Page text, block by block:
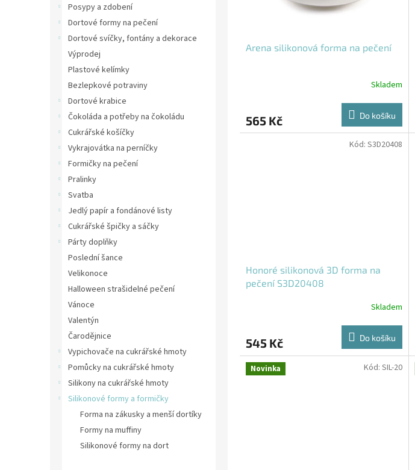
Posypy a zdobení
Dortové formy na pečení
Dortové svíčky, fontány a dekorace
Výprodej
Plastové kelímky
Bezlepkové potraviny
Dortové krabice
Čokoláda a potřeby na čokoládu
Cukrářské košíčky
Vykrajovátka na perníčky
Formičky na pečení
Pralinky
Svatba
Jedlý papír a fondánové listy
Cukrářské špičky a sáčky
Párty doplňky
Poslední šance
Velikonoce
Halloween strašidelné pečení
Vánoce
Valentýn
Čarodějnice
Vypichovače na cukrářské hmoty
Pomůcky na cukrářské hmoty
Silikony na cukrářské hmoty
Silikonové formy a formičky
Forma na zákusky a menší dortíky
Formy na muffiny
Silikonové formy na dort
Arena silikonová forma na pečení
Skladem
565 Kč Do košíku
Honoré silikonová 3D forma na
pečení S3D20408
Skladem
545 Kč Do košíku
Kód: S3D20408
Novinka Kód: SIL-20